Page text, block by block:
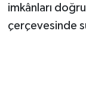
imkânları
çerçevesinde